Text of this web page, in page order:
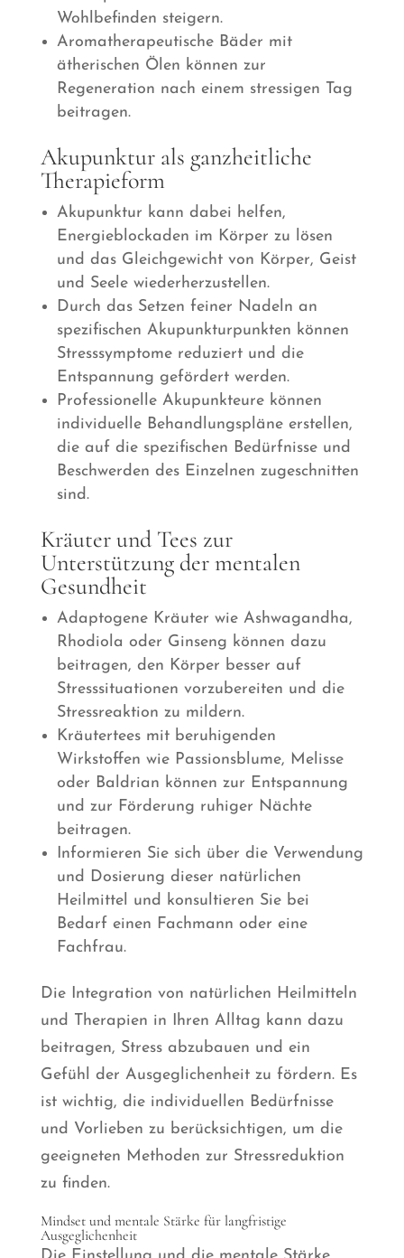
Wohlbefinden steigern.
Aromatherapeutische Bäder mit
ätherischen Ölen können zur
Regeneration nach einem stressigen Tag
beitragen.
Akupunktur als ganzheitliche
Therapieform
Akupunktur kann dabei helfen,
Energieblockaden im Körper zu lösen
und das Gleichgewicht von Körper, Geist
und Seele wiederherzustellen.
Durch das Setzen feiner Nadeln an
spezifischen Akupunkturpunkten können
Stresssymptome reduziert und die
Entspannung gefördert werden.
Professionelle Akupunkteure können
individuelle Behandlungspläne erstellen,
die auf die spezifischen Bedürfnisse und
Beschwerden des Einzelnen zugeschnitten
sind.
Kräuter und Tees zur
Unterstützung der mentalen
Gesundheit
Adaptogene Kräuter wie Ashwagandha,
Rhodiola oder Ginseng können dazu
beitragen, den Körper besser auf
Stresssituationen vorzubereiten und die
Stressreaktion zu mildern.
Kräutertees mit beruhigenden
Wirkstoffen wie Passionsblume, Melisse
oder Baldrian können zur Entspannung
und zur Förderung ruhiger Nächte
beitragen.
Informieren Sie sich über die Verwendung
und Dosierung dieser natürlichen
Heilmittel und konsultieren Sie bei
Bedarf einen Fachmann oder eine
Fachfrau.
Die Integration von natürlichen Heilmitteln
und Therapien in Ihren Alltag kann dazu
beitragen, Stress abzubauen und ein
Gefühl der Ausgeglichenheit zu fördern. Es
ist wichtig, die individuellen Bedürfnisse
und Vorlieben zu berücksichtigen, um die
geeigneten Methoden zur Stressreduktion
zu finden.
Mindset und mentale Stärke für langfristige
Ausgeglichenheit